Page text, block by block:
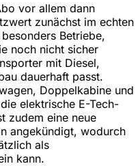
vor allem dann
zunächst im echten
Betriebe,
noch nicht sicher
mit Diesel,
dauerhaft passt.
Doppelkabine und
elektrische E-Tech-
zudem eine neue
angekündigt, wodurch
als
kann.